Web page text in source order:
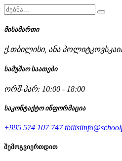
მისამართი
ქ.თბილისი, ანა
სამუშაო საათები
ორშ-პარ: 10:00 - 18:00
საკონტაქტო ინფორმაცია
+995 574 107 747
შემოგვიერთდით